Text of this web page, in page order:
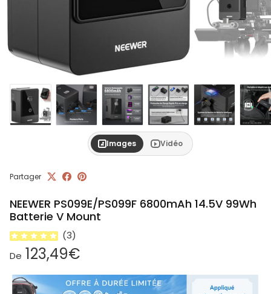
Images Vidéo
Partager
NEEWER PS099E/PS099F 6800mAh 14.5V 99Wh
Batterie V Mount
(3)
Prix habituel
De 123,49€